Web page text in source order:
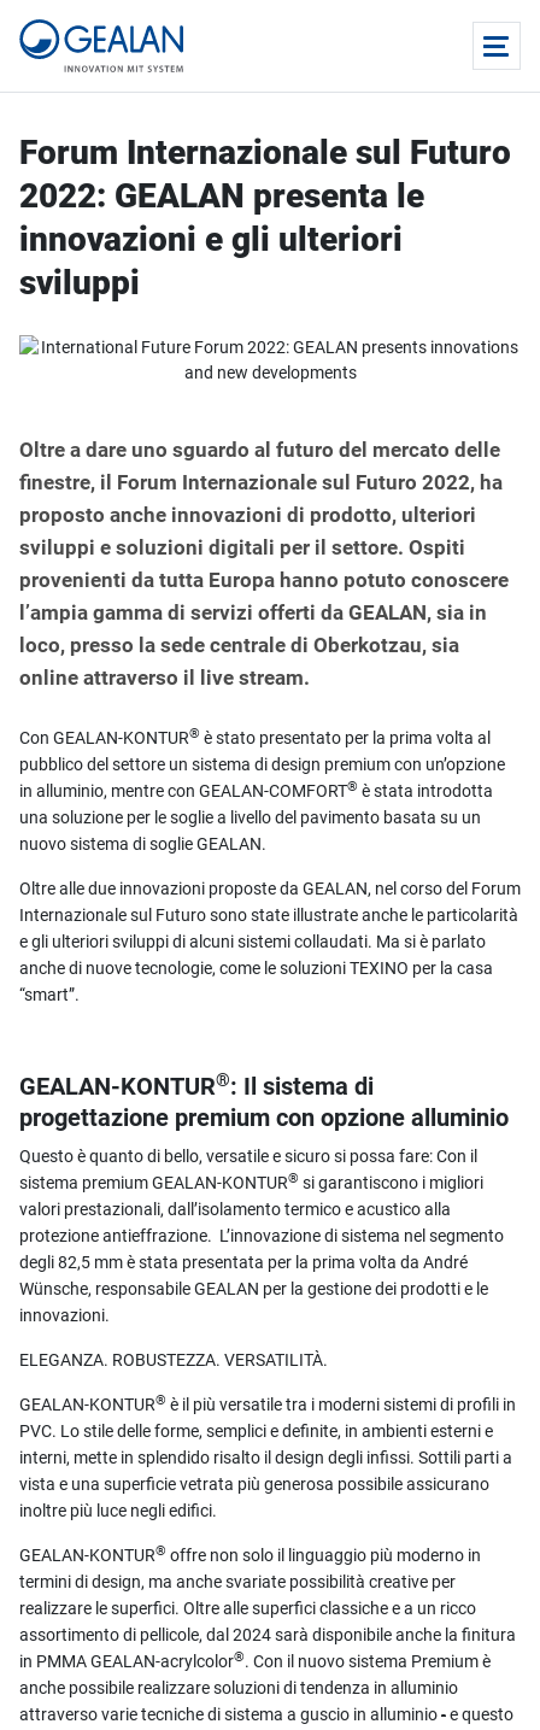
Forum Internazionale sul Futuro
2022: GEALAN presenta le
innovazioni e gli ulteriori
sviluppi
Oltre a dare uno sguardo al futuro del mercato delle
finestre, il Forum Internazionale sul Futuro 2022, ha
proposto anche innovazioni di prodotto, ulteriori
sviluppi e soluzioni digitali per il settore. Ospiti
provenienti da tutta Europa hanno potuto conoscere
l’ampia gamma di servizi offerti da GEALAN, sia in
loco, presso la sede centrale di Oberkotzau, sia
online attraverso il live stream.
Con GEALAN-KONTUR® è stato presentato per la prima volta al
pubblico del settore un sistema di design premium con un’opzione
in alluminio, mentre con GEALAN-COMFORT® è stata introdotta
una soluzione per le soglie a livello del pavimento basata su un
nuovo sistema di soglie GEALAN.
Oltre alle due innovazioni proposte da GEALAN, nel corso del Forum
Internazionale sul Futuro sono state illustrate anche le particolarità
e gli ulteriori sviluppi di alcuni sistemi collaudati. Ma si è parlato
anche di nuove tecnologie, come le soluzioni TEXINO per la casa
“smart”.
GEALAN-KONTUR®: Il sistema di
progettazione premium con opzione alluminio
Questo è quanto di bello, versatile e sicuro si possa fare: Con il
sistema premium GEALAN-KONTUR® si garantiscono i migliori
valori prestazionali, dall’isolamento termico e acustico alla
protezione antieffrazione. L’innovazione di sistema nel segmento
degli 82,5 mm è stata presentata per la prima volta da André
Wünsche, responsabile GEALAN per la gestione dei prodotti e le
innovazioni.
ELEGANZA. ROBUSTEZZA. VERSATILITÀ.
GEALAN-KONTUR® è il più versatile tra i moderni sistemi di profili in
PVC. Lo stile delle forme, semplici e definite, in ambienti esterni e
interni, mette in splendido risalto il design degli infissi. Sottili parti a
vista e una superficie vetrata più generosa possibile assicurano
inoltre più luce negli edifici.
GEALAN-KONTUR® offre non solo il linguaggio più moderno in
termini di design, ma anche svariate possibilità creative per
realizzare le superfici. Oltre alle superfici classiche e a un ricco
assortimento di pellicole, dal 2024 sarà disponibile anche la finitura
in PMMA GEALAN-acrylcolor®. Con il nuovo sistema Premium è
anche possibile realizzare soluzioni di tendenza in alluminio
attraverso varie tecniche di sistema a guscio in alluminio-e questo